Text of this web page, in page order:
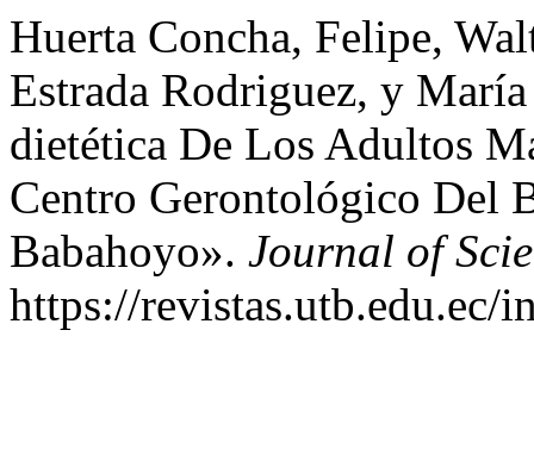
Huerta Concha, Felipe,
Estrada Rodriguez, y
dietética De Los Adultos
Centro Gerontológico Del
Babahoyo». Journal of
https://revistas.utb.edu.ec/